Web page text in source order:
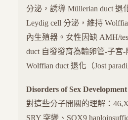
分泌，誘導 Müllerian duct 退
Leydig cell 分泌，維持
內生殖器。女性因缺 AMH/
duct 自發發育為輸卵管-子宮-
Wolffian duct 退化（Jost
Disorders of Sex
對這些分子開關的理解：
SRY 突變、SOX9